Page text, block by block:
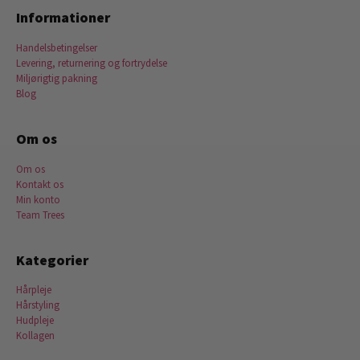
Informationer
Handelsbetingelser
Levering, returnering og fortrydelse
Miljørigtig pakning
Blog
Om os
Om os
Kontakt os
Min konto
Team Trees
Kategorier
Hårpleje
Hårstyling
Hudpleje
Kollagen